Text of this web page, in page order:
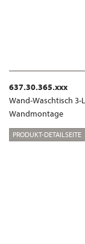
637.30.365.xxx
Wand-Waschtisch
Wandmontage
PRODUKT-DETAILSEITE